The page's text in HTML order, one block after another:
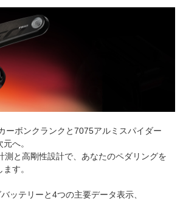
ーボンクランクと7075アルミスパイダー
へ。
測と高剛性設計で、あなたのペダリングを
す。
ッテリーと4つの主要データ表示、